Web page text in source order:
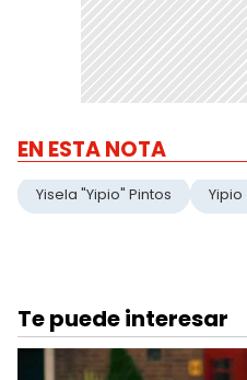
EN ESTA NOTA
Yisela "Yipio" Pintos Yipio